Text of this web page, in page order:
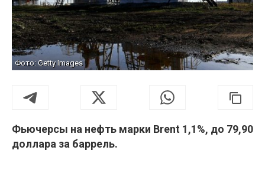
Фото: Getty Images
Фьючерсы на нефть марки Brent 1,1%, до 79,90
доллара за баррель.